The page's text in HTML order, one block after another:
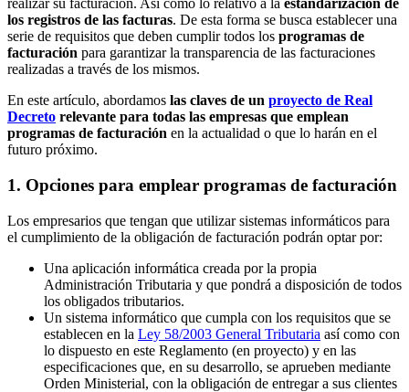
realizar su facturación. Así como lo relativo a la estandarización de
los registros de las facturas. De esta forma se busca establecer una
serie de requisitos que deben cumplir todos los programas de
facturación para garantizar la transparencia de las facturaciones
realizadas a través de los mismos.
En este artículo, abordamos las claves de un proyecto de Real
Decreto relevante para todas las empresas que emplean
programas de facturación en la actualidad o que lo harán en el
futuro próximo.
1. Opciones para emplear programas de facturación
Los empresarios que tengan que utilizar sistemas informáticos para
el cumplimiento de la obligación de facturación podrán optar por:
Una aplicación informática creada por la propia
Administración Tributaria y que pondrá a disposición de todos
los obligados tributarios.
Un sistema informático que cumpla con los requisitos que se
establecen en la Ley 58/2003 General Tributaria así como con
lo dispuesto en este Reglamento (en proyecto) y en las
especificaciones que, en su desarrollo, se aprueben mediante
Orden Ministerial, con la obligación de entregar a sus clientes